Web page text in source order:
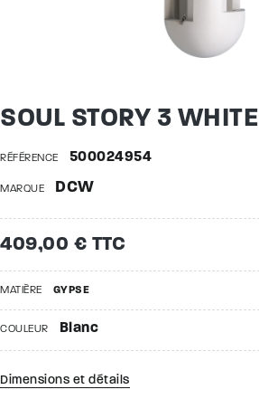
SOUL STORY 3 WHITE
RÉFÉRENCE 500024954
MARQUE DCW
409,00 € TTC
MATIÈRE GYPSE
COULEUR Blanc
Dimensions et détails